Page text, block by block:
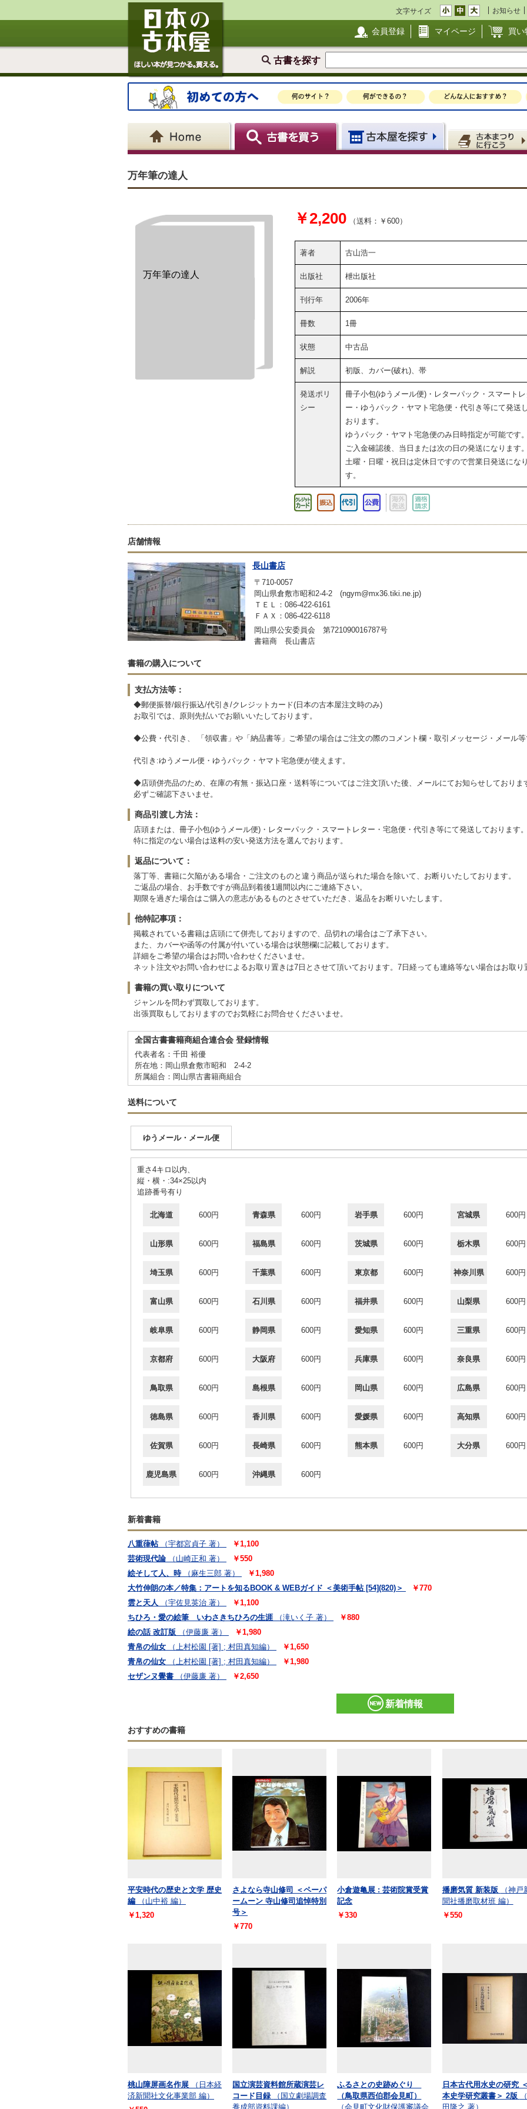
文字サイズ お知らせ
会員登録 マイページ 買い
古書を探す
万年筆の達人
万年筆の達人
￥2,200 （送料：￥600）
著者 古山浩一
出版社 枻出版社
刊行年 2006年
冊数 1冊
状態 中古品
解説 初版、カバー(破れ)、帯
発送ポリ
シー
冊子小包(ゆうメール便)・レターパック・スマートレ
ー・ゆうパック・ヤマト宅急便・代引き等にて発送
おります。
ゆうパック・ヤマト宅急便のみ日時指定が可能です。
ご入金確認後、当日または次の日の発送になります。
土曜・日曜・祝日は定休日ですので営業日発送にな
す。
店舗情報
長山書店
〒710-0057
岡山県倉敷市昭和2-4-2 (ngym@mx36.tiki.ne.jp)
ＴＥＬ：086-422-6161
ＦＡＸ：086-422-6118
岡山県公安委員会 第721090016787号
書籍商 長山書店
書籍の購入について
支払方法等：
◆郵便振替/銀行振込/代引き/クレジットカード(日本の古本屋注文時のみ)
お取引では、原則先払いでお願いいたしております。
◆公費・代引き、 「領収書」や「納品書等」ご希望の場合はご注文の際のコメント欄・取引メッセージ・メール等
代引き:ゆうメール便・ゆうパック・ヤマト宅急便が使えます。
◆店頭併売品のため、在庫の有無・振込口座・送料等についてはご注文頂いた後、メールにてお知らせしておりま
必ずご確認下さいませ。
商品引渡し方法：
店頭または、冊子小包(ゆうメール便)・レターパック・スマートレター・宅急便・代引き等にて発送しております。
特に指定のない場合は送料の安い発送方法を選んでおります。
返品について：
落丁等、書籍に欠陥がある場合・ご注文のものと違う商品が送られた場合を除いて、お断りいたしております。
ご返品の場合、お手数ですが商品到着後1週間以内にご連絡下さい。
期限を過ぎた場合はご購入の意志があるものとさせていただき、返品をお断りいたします。
他特記事項：
掲載されている書籍は店頭にて併売しておりますので、品切れの場合はご了承下さい。
また、カバーや函等の付属が付いている場合は状態欄に記載しております。
詳細をご希望の場合はお問い合わせくださいませ。
ネット注文やお問い合わせによるお取り置きは7日とさせて頂いております。7日経っても連絡等ない場合はお取り
書籍の買い取りについて
ジャンルを問わず買取しております。
出張買取もしておりますのでお気軽にお問合せくださいませ。
全国古書書籍商組合連合会 登録情報
代表者名：千田 裕優
所在地：岡山県倉敷市昭和 2-4-2
所属組合：岡山県古書籍商組合
送料について
ゆうメール・メール便
重さ4キロ以内、
縦・横・:34×25以内
追跡番号有り
北海道 600円 青森県 600円 岩手県 600円 宮城県 600円
山形県 600円 福島県 600円 茨城県 600円 栃木県 600円
埼玉県 600円 千葉県 600円 東京都 600円 神奈川県 600円
富山県 600円 石川県 600円 福井県 600円 山梨県 600円
岐阜県 600円 静岡県 600円 愛知県 600円 三重県 600円
京都府 600円 大阪府 600円 兵庫県 600円 奈良県 600円
鳥取県 600円 島根県 600円 岡山県 600円 広島県 600円
徳島県 600円 香川県 600円 愛媛県 600円 高知県 600円
佐賀県 600円 長崎県 600円 熊本県 600円 大分県 600円
鹿児島県 600円 沖縄県 600円
新着書籍
八重葎帖 （宇都宮貞子 著）
￥1,100
芸術現代論
（山崎正和 著）
￥550
絵そして人、時
（麻生三郎 著）
￥1,980
大竹伸朗の本／特集：アートを知るBOOK & WEBガイド ＜美術手帖 [54](820)＞
￥770
雲と天人
（宇佐見英治 著）
￥1,100
ちひろ・愛の絵筆 いわさきちひろの生涯
（滝いく子 著）
￥880
絵の話 改訂版
（伊藤廉 著）
￥1,980
青帛の仙女
（上村松園 [著] ; 村田真知編）
￥1,650
青帛の仙女
（上村松園 [著] ; 村田真知編）
￥1,980
セザンヌ覺書
（伊藤廉 著） ￥2,650
新着情報
おすすめの書籍
平安時代の歴史と文学 歴史
編
（山中裕 編）
￥1,320
さよなら寺山修司 ＜ペーパ
ームーン 寺山修司追悼特別
号＞
￥770
小倉遊亀展 : 芸術院賞受賞
記念
￥330
播磨気質 新装版
（神戸
聞社播磨取材班 編）
￥550
桃山障屏画名作展
（日本経
済新聞社文化事業部 編）
国立演芸資料館所蔵演芸レ
コード目録
（国立劇場調査
養成部資料課編）
ふるさとの史跡めぐり
（鳥取県西伯郡会見町）
（会見町文化財保護審議会
日本古代用水史の研究
本史学研究叢書＞ 2版
田隆之 著）